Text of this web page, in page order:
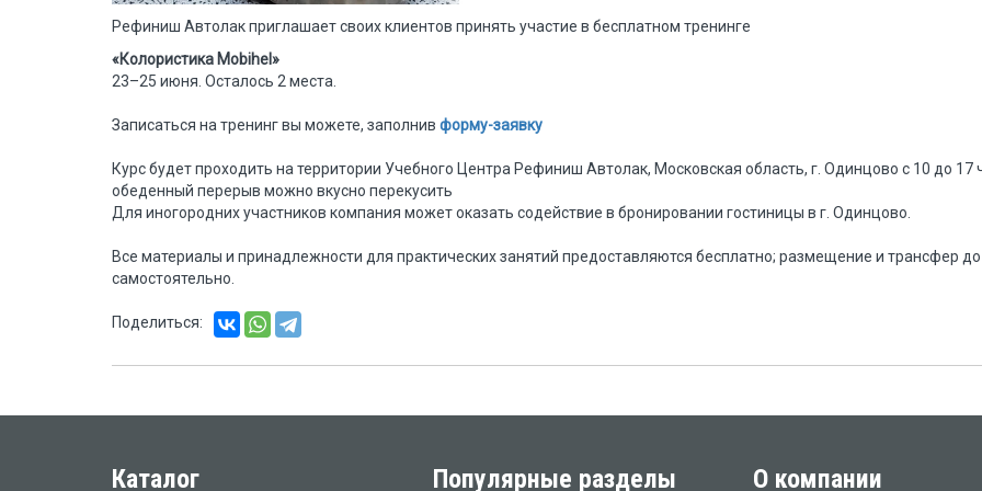
Рефиниш Автолак приглашает своих клиентов принять участие в бесплатном тренинге
«Колористика Mobihel»
23–25 июня. Осталось 2 места.
Записаться на тренинг вы можете, заполнив форму-заявку
Курс будет проходить на территории Учебного Центра Рефиниш Автолак, Московская область, г. Одинцово с 10 до 17
обеденный перерыв можно вкусно перекусить
Для иногородних участников компания может оказать содействие в бронировании гостиницы в г. Одинцово.
Все материалы и принадлежности для практических занятий предоставляются бесплатно; размещение и трансфер
самостоятельно.
Поделиться:
Каталог Популярные разделы О компании